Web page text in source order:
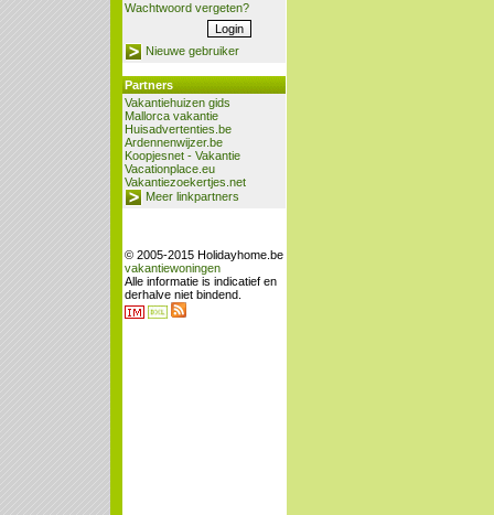
Wachtwoord vergeten?
Nieuwe gebruiker
Partners
Vakantiehuizen gids
Mallorca vakantie
Huisadvertenties.be
Ardennenwijzer.be
Koopjesnet - Vakantie
Vacationplace.eu
Vakantiezoekertjes.net
Meer linkpartners
© 2005-2015 Holidayhome.be
vakantiewoningen
Alle informatie is indicatief en
derhalve niet bindend.